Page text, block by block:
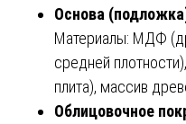
Основа
Материалы: МДФ
средней
плита), массив
Облицовочное